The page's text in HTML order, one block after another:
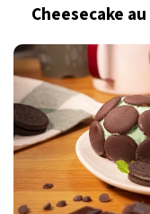
Cheesecake